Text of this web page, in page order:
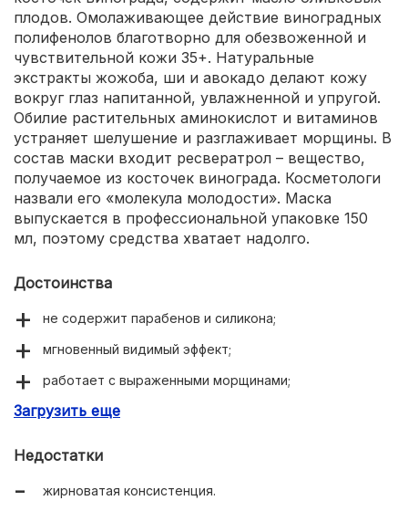
плодов. Омолаживающее действие виноградных
полифенолов благотворно для обезвоженной и
чувствительной кожи 35+. Натуральные
экстракты жожоба, ши и авокадо делают кожу
вокруг глаз напитанной, увлажненной и упругой.
Обилие растительных аминокислот и витаминов
устраняет шелушение и разглаживает морщины. В
состав маски входит ресвератрол – вещество,
получаемое из косточек винограда. Косметологи
назвали его «молекула молодости». Маска
выпускается в профессиональной упаковке 150
мл, поэтому средства хватает надолго.
Достоинства
не содержит парабенов и силикона;
мгновенный видимый эффект;
работает с выраженными морщинами;
питает обезвоженную сухую кожу;
Загрузить еще
Недостатки
жирноватая консистенция.